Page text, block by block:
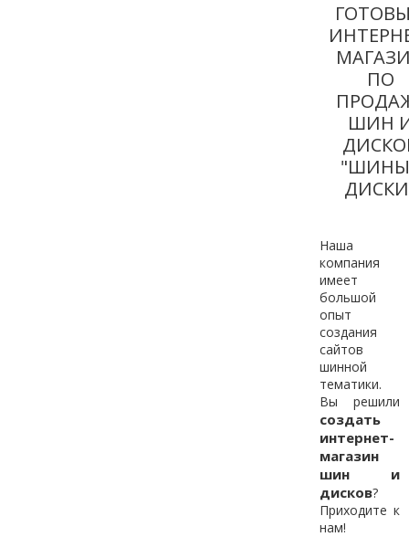
ПО
ШИН
Наша
компания
имеет
большой
опыт
создания
сайтов
шинной
тематики.
Вы решили
создать
интернет-
магазин
шин и
дисков?
Приходите к
нам!